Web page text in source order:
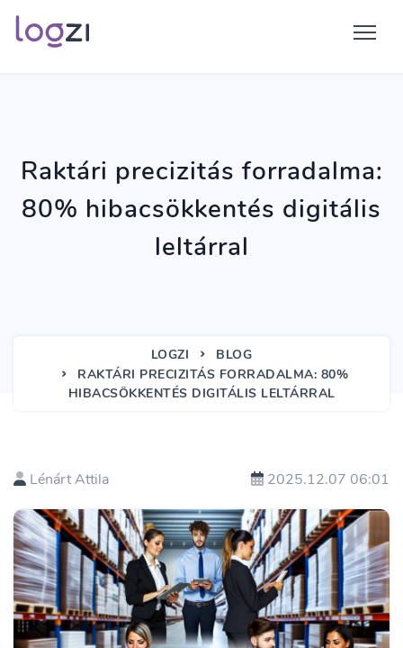
Raktári precizitás forradalma:
80% hibacsökkentés digitális
leltárral
LOGZI
BLOG
RAKTÁRI PRECIZITÁS FORRADALMA: 80%
HIBACSÖKKENTÉS DIGITÁLIS LELTÁRRAL
Lénárt Attila 2025.12.07 06:01